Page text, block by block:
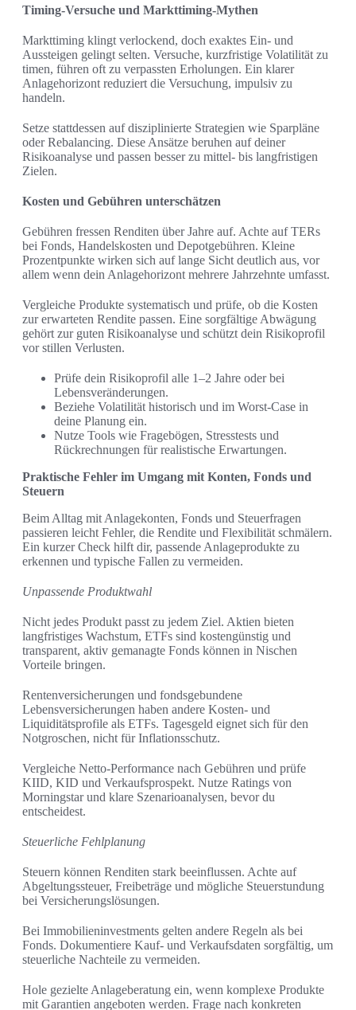
Timing-Versuche und Markttiming-Mythen
Markttiming klingt verlockend, doch exaktes Ein- und
Aussteigen gelingt selten. Versuche, kurzfristige Volatilität zu
timen, führen oft zu verpassten Erholungen. Ein klarer
Anlagehorizont reduziert die Versuchung, impulsiv zu
handeln.
Setze stattdessen auf disziplinierte Strategien wie Sparpläne
oder Rebalancing. Diese Ansätze beruhen auf deiner
Risikoanalyse und passen besser zu mittel- bis langfristigen
Zielen.
Kosten und Gebühren unterschätzen
Gebühren fressen Renditen über Jahre auf. Achte auf TERs
bei Fonds, Handelskosten und Depotgebühren. Kleine
Prozentpunkte wirken sich auf lange Sicht deutlich aus, vor
allem wenn dein Anlagehorizont mehrere Jahrzehnte umfasst.
Vergleiche Produkte systematisch und prüfe, ob die Kosten
zur erwarteten Rendite passen. Eine sorgfältige Abwägung
gehört zur guten Risikoanalyse und schützt dein Risikoprofil
vor stillen Verlusten.
Prüfe dein Risikoprofil alle 1–2 Jahre oder bei
Lebensveränderungen.
Beziehe Volatilität historisch und im Worst-Case in
deine Planung ein.
Nutze Tools wie Fragebögen, Stresstests und
Rückrechnungen für realistische Erwartungen.
Praktische Fehler im Umgang mit Konten, Fonds und
Steuern
Beim Alltag mit Anlagekonten, Fonds und Steuerfragen
passieren leicht Fehler, die Rendite und Flexibilität schmälern.
Ein kurzer Check hilft dir, passende Anlageprodukte zu
erkennen und typische Fallen zu vermeiden.
Unpassende Produktwahl
Nicht jedes Produkt passt zu jedem Ziel. Aktien bieten
langfristiges Wachstum, ETFs sind kostengünstig und
transparent, aktiv gemanagte Fonds können in Nischen
Vorteile bringen.
Rentenversicherungen und fondsgebundene
Lebensversicherungen haben andere Kosten- und
Liquiditätsprofile als ETFs. Tagesgeld eignet sich für den
Notgroschen, nicht für Inflationsschutz.
Vergleiche Netto-Performance nach Gebühren und prüfe
KIID, KID und Verkaufsprospekt. Nutze Ratings von
Morningstar und klare Szenarioanalysen, bevor du
entscheidest.
Steuerliche Fehlplanung
Steuern können Renditen stark beeinflussen. Achte auf
Abgeltungssteuer, Freibeträge und mögliche Steuerstundung
bei Versicherungslösungen.
Bei Immobilieninvestments gelten andere Regeln als bei
Fonds. Dokumentiere Kauf- und Verkaufsdaten sorgfältig, um
steuerliche Nachteile zu vermeiden.
Hole gezielte Anlageberatung ein, wenn komplexe Produkte
mit Garantien angeboten werden. Frage nach konkreten